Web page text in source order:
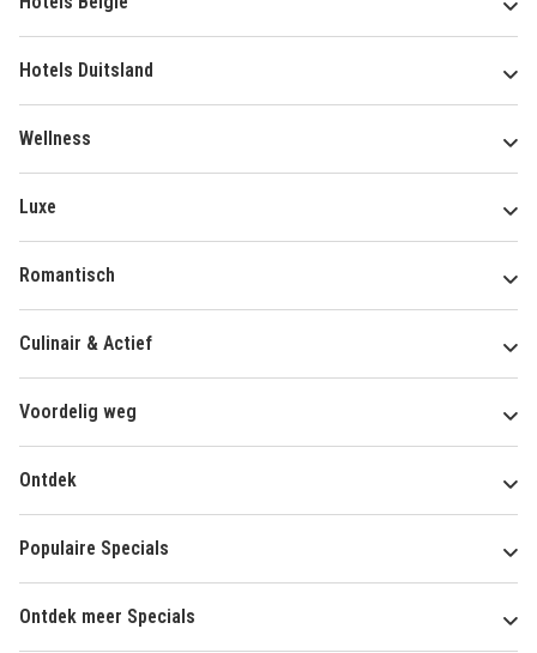
Hotels Duitsland
Wellness
Luxe
Romantisch
Culinair & Actief
Voordelig weg
Ontdek
Populaire Specials
Ontdek meer Specials